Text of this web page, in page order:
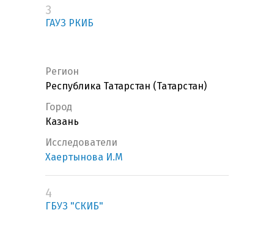
3
ГАУЗ РКИБ
Регион
Республика Татарстан (Татарстан)
Город
Казань
Исследователи
Хаертынова И.М
4
ГБУЗ "СКИБ"